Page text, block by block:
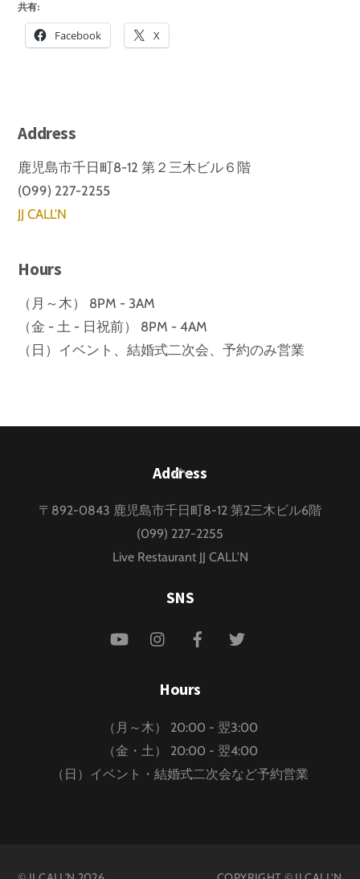
共有:
Facebook X
Address
鹿児島市千日町8-12 第２三木ビル６階
(099) 227-2255
JJ CALL'N
Hours
（月～木） 8PM - 3AM
（金 - 土 - 日祝前） 8PM - 4AM
（日）イベント、結婚式二次会、予約のみ営業
Back
Top
Address
〒892-0843 鹿児島市千日町8-12 第2三木ビル6階
(099) 227-2255
Live Restaurant JJ CALL'N
SNS
YouTube InstagramFacebook
Hours
（月～木） 20:00 - 翌3:00
（金・土） 20:00 - 翌4:00
（日）イベント・結婚式二次会など予約営業